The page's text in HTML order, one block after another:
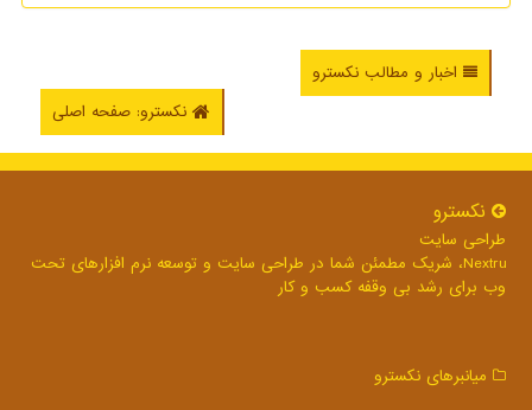
اخبار و مطالب نکسترو
نکسترو: صفحه اصلی
نكسترو
طراحی سایت
Nextru، شریک مطمئن شما در طراحی سایت و توسعه نرم افزارهای تحت
وب برای رشد بی وقفه کسب و کار
میانبرهای نكسترو